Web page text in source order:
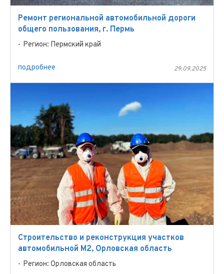
Ремонт региональной автомобильной дороги
общего пользования, г. Пермь
Регион: Пермский край
подробнее 29.09.2025
Строительство и реконструкция участков
автомобильной М2, Орловская область
Регион: Орловская область